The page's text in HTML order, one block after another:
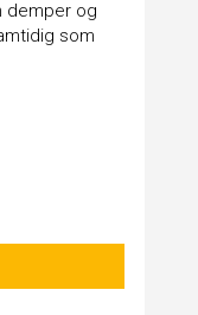
demper og
som